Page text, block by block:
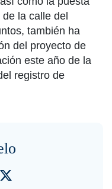
la calle del
también ha
del proyecto de
este año de la
registro de